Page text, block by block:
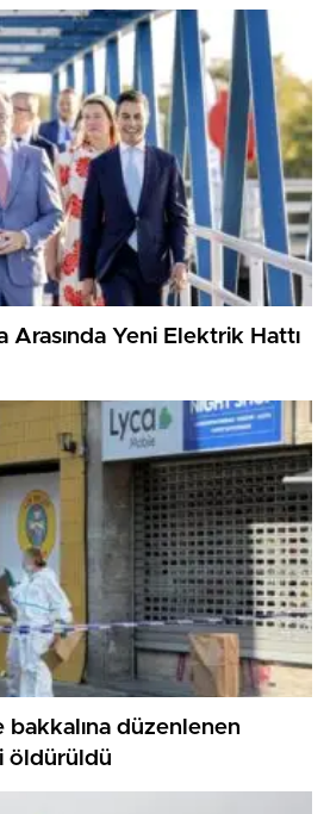
Arasında Yeni Elektrik Hattı
bakkalına düzenlenen
öldürüldü